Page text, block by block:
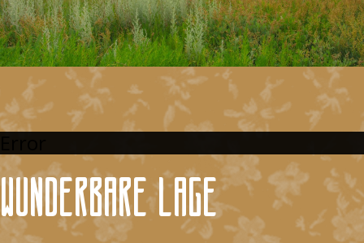
Wunderbare Lage